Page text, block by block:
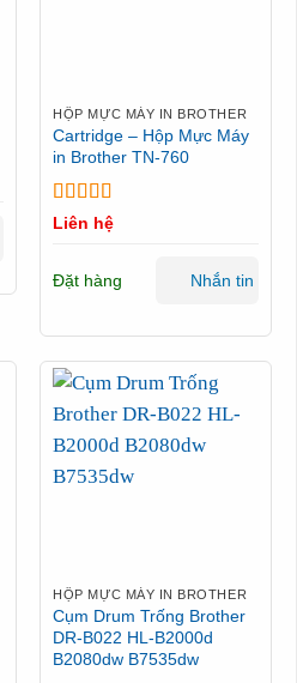
HỘP MỰC MÁY IN BROTHER
Cartridge – Hộp Mực Máy
in Brother TN-760
Được xếp
5 sao
Liên hệ
Đặt hàng Nhắn tin
HỘP MỰC MÁY IN BROTHER
Cụm Drum Trống Brother
DR-B022 HL-B2000d
B2080dw B7535dw